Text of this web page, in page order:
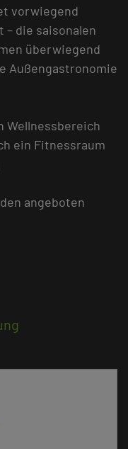
vorwiegend
die saisonalen
überwiegend
Außengastronomie
Wellnessbereich
ein Fitnessraum
angeboten